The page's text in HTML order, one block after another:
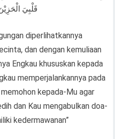
diperlihatkannya
dan dengan kemuliaan
Engkau khususkan kepada
memperjalankannya pada
kepada-Mu agar
dan Kau mengabulkan doa-
kedermawanan”